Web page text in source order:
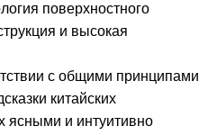
поверхностного
и высокая
с общими принципами
китайских
ясными и интуитивно